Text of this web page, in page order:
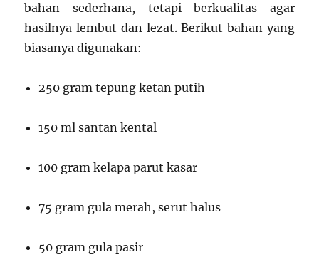
bahan sederhana, tetapi berkualitas agar
hasilnya lembut dan lezat. Berikut bahan yang
biasanya digunakan:
250 gram tepung ketan putih
150 ml santan kental
100 gram kelapa parut kasar
75 gram gula merah, serut halus
50 gram gula pasir